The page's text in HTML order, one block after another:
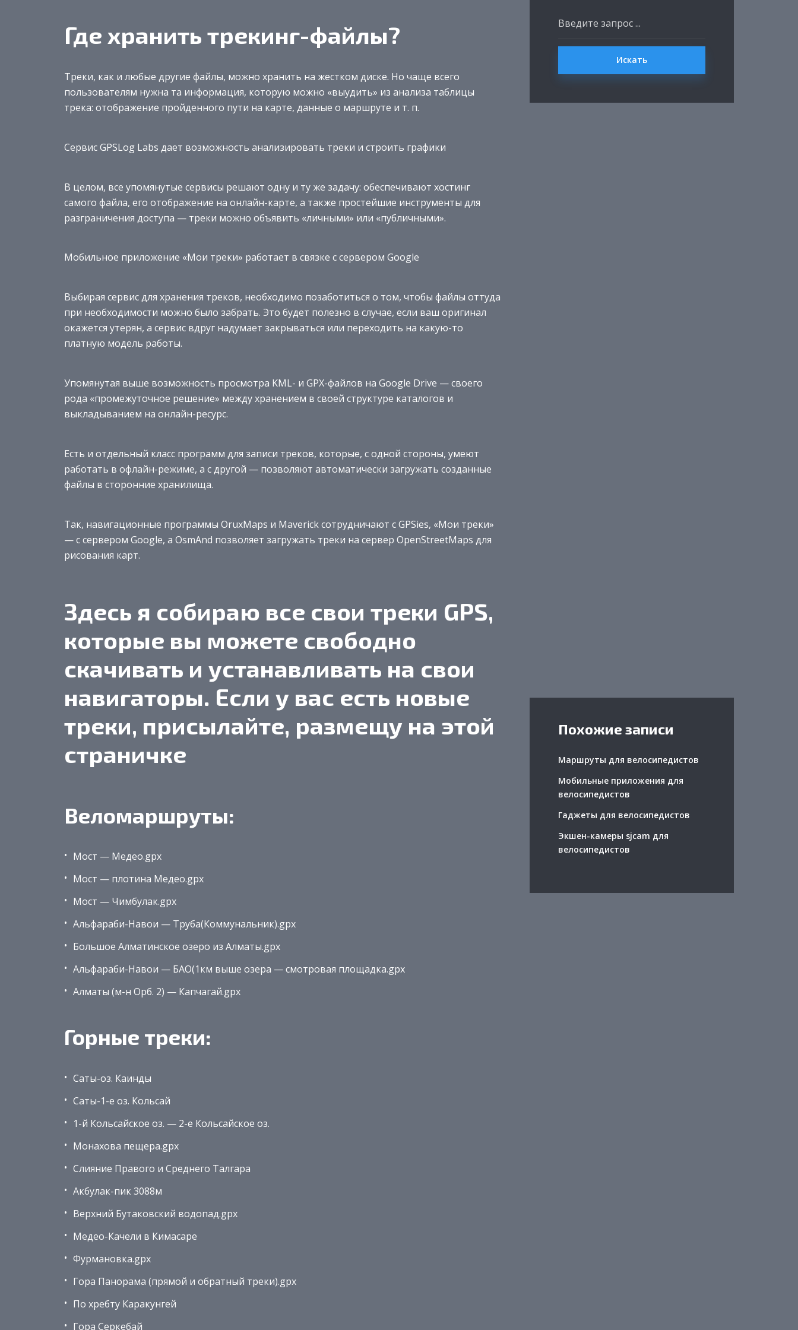
Где хранить трекинг-файлы?
Треки, как и любые другие файлы, можно хранить на жестком диске. Но чаще всего
пользователям нужна та информация, которую можно «выудить» из анализа таблицы
трека: отображение пройденного пути на карте, данные о маршруте и т. п.
Сервис GPSLog Labs дает возможность анализировать треки и строить графики
В целом, все упомянутые сервисы решают одну и ту же задачу: обеспечивают хостинг
самого файла, его отображение на онлайн-карте, а также простейшие инструменты для
разграничения доступа — треки можно объявить «личными» или «публичными».
Мобильное приложение «Мои треки» работает в связке с сервером Google
Выбирая сервис для хранения треков, необходимо позаботиться о том, чтобы файлы оттуда
при необходимости можно было забрать. Это будет полезно в случае, если ваш оригинал
окажется утерян, а сервис вдруг надумает закрываться или переходить на какую-то
платную модель работы.
Упомянутая выше возможность просмотра KML- и GPX-файлов на Google Drive — своего
рода «промежуточное решение» между хранением в своей структуре каталогов и
выкладыванием на онлайн-ресурс.
Есть и отдельный класс программ для записи треков, которые, с одной стороны, умеют
работать в офлайн-режиме, а с другой — позволяют автоматически загружать созданные
файлы в сторонние хранилища.
Так, навигационные программы OruxMaps и Maverick сотрудничают с GPSies, «Мои треки»
— с сервером Google, а OsmAnd позволяет загружать треки на сервер OpenStreetMaps для
рисования карт.
Здесь я собираю все свои треки GPS,
которые вы можете свободно
скачивать и устанавливать на свои
навигаторы. Если у вас есть новые
треки, присылайте, размещу на этой
страничке
Веломаршруты:
Мост — Медео.gpx
Мост — плотина Медео.gpx
Мост — Чимбулак.gpx
Альфараби-Навои — Труба(Коммунальник).gpx
Большое Алматинское озеро из Алматы.gpx
Альфараби-Навои — БАО(1км выше озера — смотровая площадка.gpx
Алматы (м-н Орб. 2) — Капчагай.gpx
Горные треки:
Саты-оз. Каинды
Саты-1-е оз. Кольсай
1-й Кольсайское оз. — 2-е Кольсайское оз.
Монахова пещера.gpx
Слияние Правого и Среднего Талгара
Акбулак-пик 3088м
Верхний Бутаковский водопад.gpx
Медео-Качели в Кимасаре
Фурмановка.gpx
Гора Панорама (прямой и обратный треки).gpx
По хребту Каракунгей
Гора Серкебай
Искать
Похожие записи
Маршруты для велосипедистов
Мобильные приложения для
велосипедистов
Гаджеты для велосипедистов
Экшен-камеры sjcam для
велосипедистов